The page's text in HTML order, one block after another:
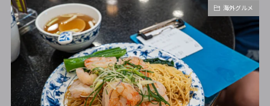
海外グルメ